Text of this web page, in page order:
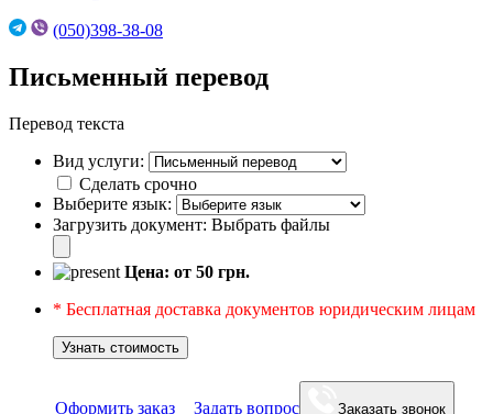
(050)398-38-08
Письменный перевод
Перевод текста
Вид услуги:
Сделать срочно
Выберите язык:
Загрузить документ: Выбрать файлы
Цена: от 50 грн.
* Бесплатная доставка документов юридическим лицам
Узнать стоимость
Оформить заказ Задать вопрос Заказать звонок